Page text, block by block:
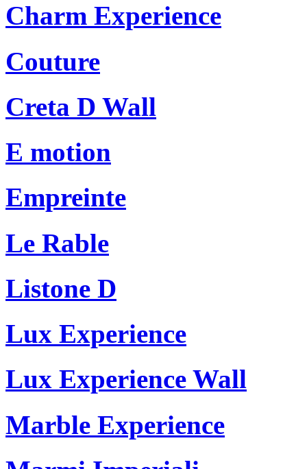
Charm Experience
Couture
Creta D Wall
E motion
Empreinte
Le Rable
Listone D
Lux Experience
Lux Experience Wall
Marble Experience